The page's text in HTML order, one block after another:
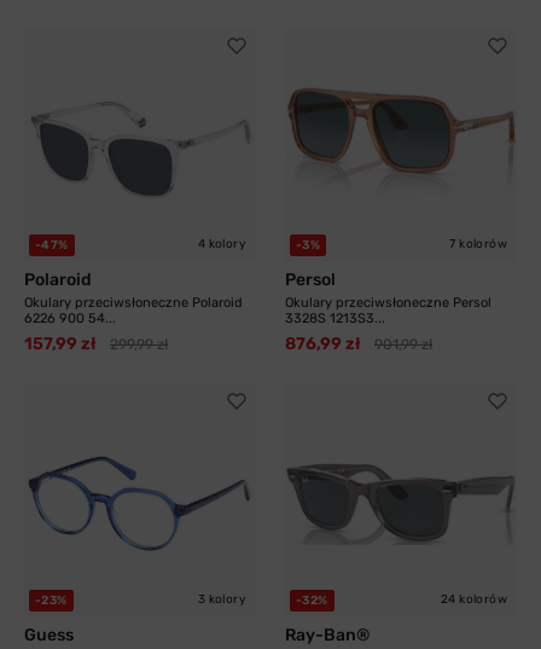
-47% 4 kolory
Polaroid
Okulary przeciwsłoneczne Polaroid
6226 900 54...
157,99 zł 299,99 zł
-3% 7 kolorów
Persol
Okulary przeciwsłoneczne Persol
3328S 1213S3...
876,99 zł 901,99 zł
-23% 3 kolory
Guess
-32% 24 kolorów
Ray-Ban®